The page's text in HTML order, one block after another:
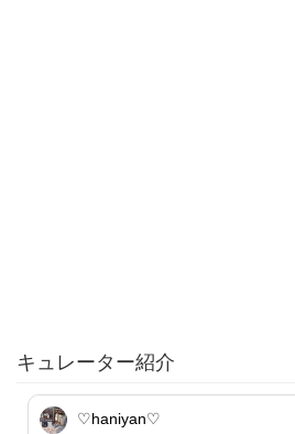
キュレーター紹介
♡haniyan♡